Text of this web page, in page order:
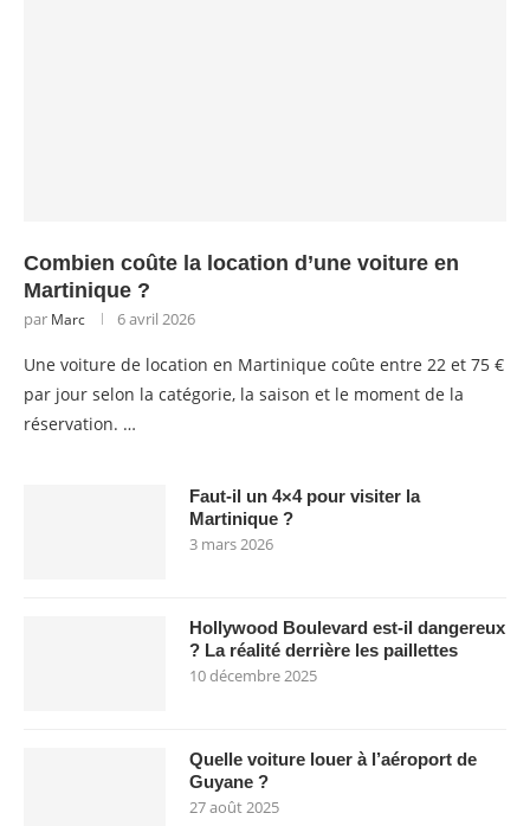
Combien coûte la location d’une voiture en
Martinique ?
par Marc 6 avril 2026
Une voiture de location en Martinique coûte entre 22 et 75 €
par jour selon la catégorie, la saison et le moment de la
réservation. …
Faut-il un 4×4 pour visiter la
Martinique ?
3 mars 2026
Hollywood Boulevard est-il dangereux
? La réalité derrière les paillettes
10 décembre 2025
Quelle voiture louer à l’aéroport de
Guyane ?
27 août 2025